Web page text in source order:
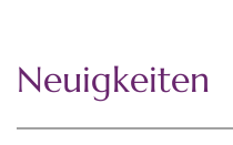
Neuigkeiten